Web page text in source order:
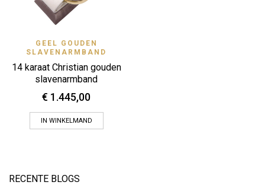
GEEL GOUDEN
SLAVENARMBAND
14 karaat Christian gouden
slavenarmband
€ 1.445,00
IN WINKELMAND
RECENTE BLOGS